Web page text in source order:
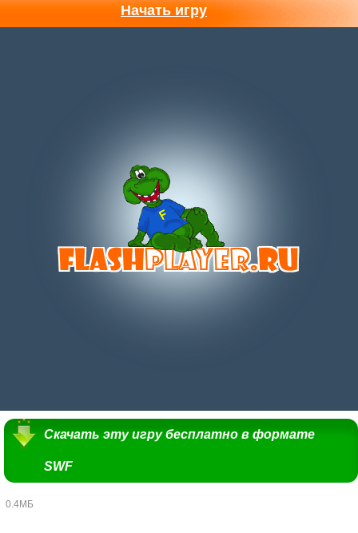
Начать игру
Скачать эту игру бесплатно в формате
SWF
0.4МБ